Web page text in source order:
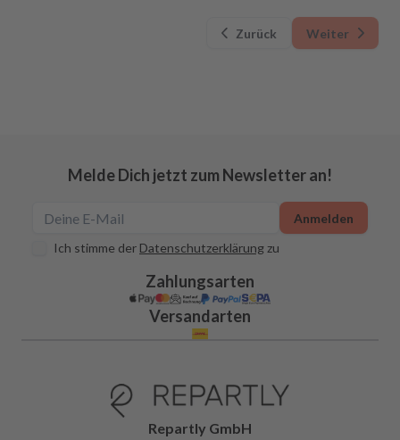
Zurück Weiter
Melde Dich jetzt zum Newsletter an!
Ich stimme der Datenschutzerklärung zu
Anmelden
Zahlungsarten
Versandarten
Repartly GmbH